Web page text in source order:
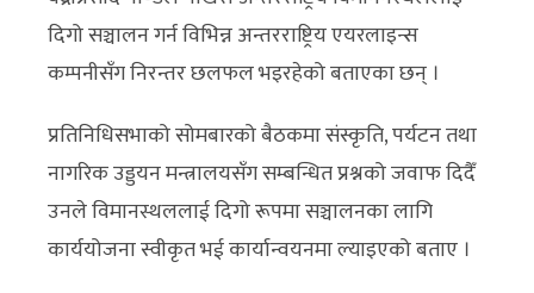
दिगो सञ्चालन गर्न विभिन्न अन्तरराष्ट्रिय एयरलाइन्स
कम्पनीसँग निरन्तर छलफल भइरहेको बताएका छन् ।
प्रतिनिधिसभाको सोमबारको बैठकमा संस्कृति, पर्यटन तथा
नागरिक उड्डयन मन्त्रालयसँग सम्बन्धित प्रश्नको जवाफ दिदैँ
उनले विमानस्थललाई दिगो रूपमा सञ्चालनका लागि
कार्ययोजना स्वीकृत भई कार्यान्वयनमा ल्याइएको बताए ।